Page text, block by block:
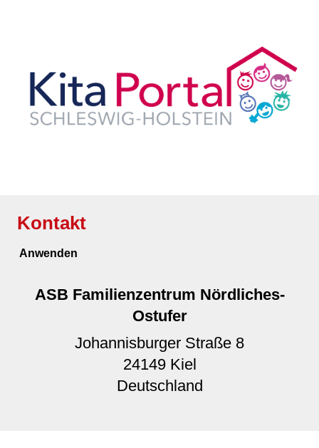
Kontakt
ASB Familienzentrum Nördliches-
Ostufer
Johannisburger Straße 8
24149 Kiel
Deutschland